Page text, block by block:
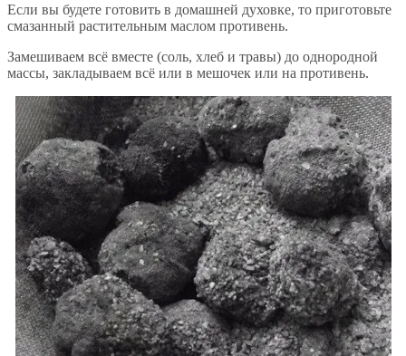
Если вы будете готовить в домашней духовке, то приготовьте
смазанный растительным маслом противень.
Замешиваем всё вместе (соль, хлеб и травы) до однородной
массы, закладываем всё или в мешочек или на противень.